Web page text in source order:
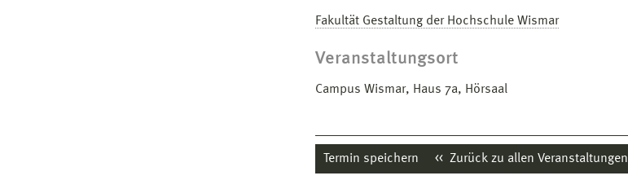
Fakultät Gestaltung der Hochschule Wismar
Veranstaltungsort
Campus Wismar, Haus 7a, Hörsaal
Termin speichern Zurück zu allen Veranstaltungen